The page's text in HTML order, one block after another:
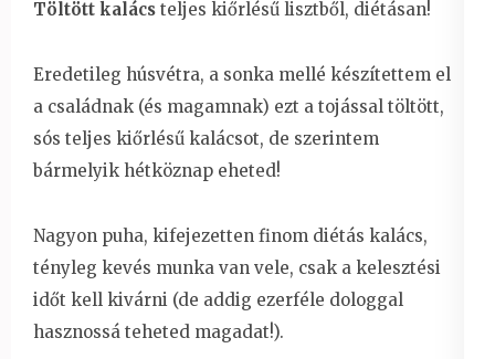
Töltött kalács teljes kiőrlésű lisztből, diétásan!
Eredetileg húsvétra, a sonka mellé készítettem el
a családnak (és magamnak) ezt a tojással töltött,
sós teljes kiőrlésű kalácsot, de szerintem
bármelyik hétköznap eheted!
Nagyon puha, kifejezetten finom diétás kalács,
tényleg kevés munka van vele, csak a kelesztési
időt kell kivárni (de addig ezerféle dologgal
hasznossá teheted magadat!).